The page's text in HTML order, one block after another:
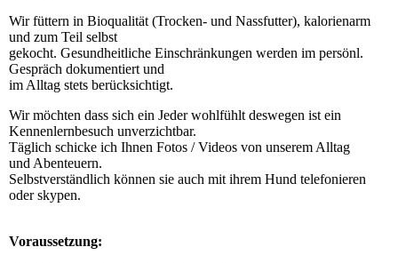
Wir füttern in Bioqualität (Trocken- und Nassfutter), kalorienarm
und zum Teil selbst
gekocht. Gesundheitliche Einschränkungen werden im persönl.
Gespräch dokumentiert und
im Alltag stets berücksichtigt.
Wir möchten dass sich ein Jeder wohlfühlt deswegen ist ein
Kennenlernbesuch unverzichtbar.
Täglich schicke ich Ihnen Fotos / Videos von unserem Alltag
und Abenteuern.
Selbstverständlich können sie auch mit ihrem Hund telefonieren
oder skypen.
Voraussetzung: